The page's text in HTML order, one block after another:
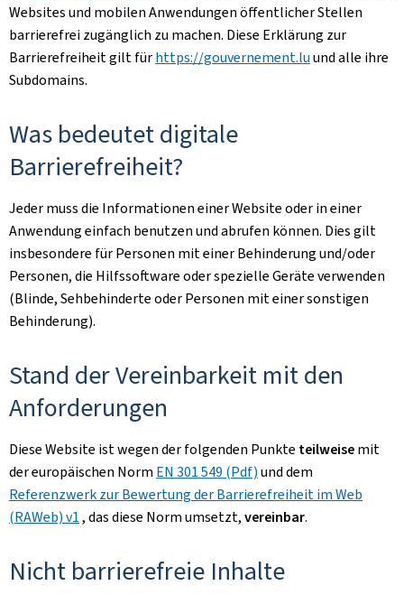
Websites und mobilen Anwendungen öffentlicher Stellen
barrierefrei zugänglich zu machen. Diese Erklärung zur
Barrierefreiheit gilt fürhttps://gouvernement.luund alle ihre
Subdomains.
Was bedeutet digitale
Barrierefreiheit?
Jeder muss die Informationen einer Website oder in einer
Anwendung einfach benutzen und abrufen können. Dies gilt
insbesondere für Personen mit einer Behinderung und/oder
Personen, die Hilfssoftware oder spezielle Geräte verwenden
(Blinde, Sehbehinderte oder Personen mit einer sonstigen
Behinderung).
Stand der Vereinbarkeit mit den
Anforderungen
Diese Website ist wegen der folgenden Punkte teilweisemit
der europäischen Norm EN 301 549 (Pdf)und dem
Referenzwerk zur Bewertung der Barrierefreiheit im Web
(RAWeb) v1, das diese Norm umsetzt,vereinbar.
Nicht barrierefreie Inhalte